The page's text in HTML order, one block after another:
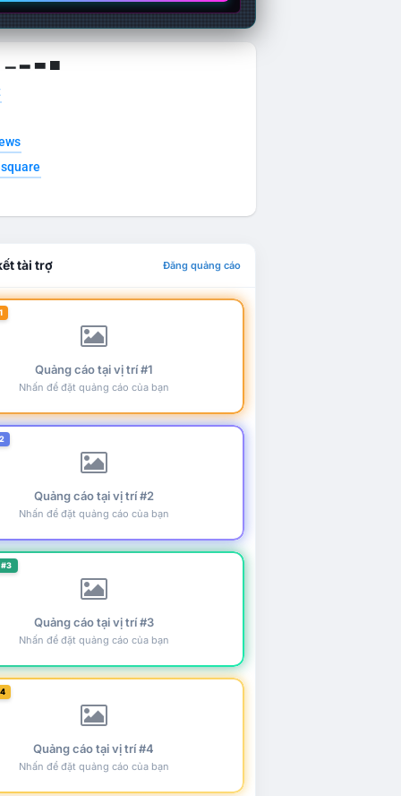
▁ ▂ ▃ ▄
tài trợ Đăng quảng cáo
Quảng cáo tại vị trí #1
Nhấn để đặt quảng cáo của bạn
Quảng cáo tại vị trí #2
Nhấn để đặt quảng cáo của bạn
Quảng cáo tại vị trí #3
Nhấn để đặt quảng cáo của bạn
Quảng cáo tại vị trí #4
Nhấn để đặt quảng cáo của bạn